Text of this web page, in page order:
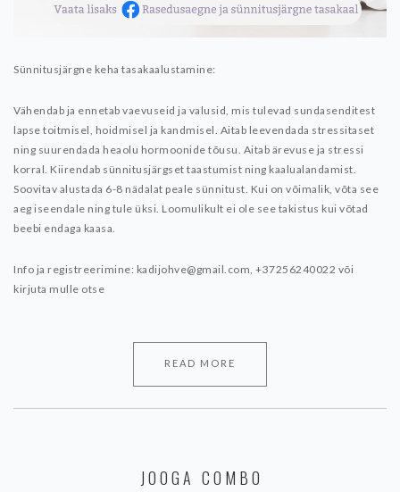
Sünnitusjärgne keha tasakaalustamine:
Vähendab ja ennetab vaevuseid ja valusid, mis tulevad sundasenditest
lapse toitmisel, hoidmisel ja kandmisel. Aitab leevendada stressitaset
ning suurendada heaolu hormoonide tõusu. Aitab ärevuse ja stressi
korral. Kiirendab sünnitusjärgset taastumist ning kaalualandamist.
Soovitav alustada 6-8 nädalat peale sünnitust. Kui on võimalik, võta see
aeg iseendale ning tule üksi. Loomulikult ei ole see takistus kui võtad
beebi endaga kaasa.
Info ja registreerimine: kadijohve@gmail.com, +37256240022 või
kirjuta mulle otse
READ MORE
JOOGA COMBO